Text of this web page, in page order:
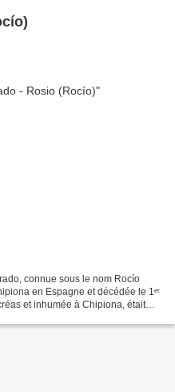
connue sous le nom Rocío
en Espagne et décédée le 1ᵉʳ
et inhumée à Chipiona, était